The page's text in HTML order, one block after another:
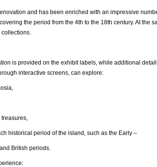
and has been enriched with an impressive
the period from the 4th to the 18th century. At the
is provided on the exhibit labels, while additional
interactive screens, can explore:
period of the island, such as the Early –
British periods.